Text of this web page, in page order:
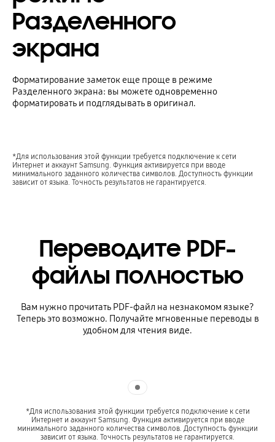
Разделенного
экрана
Форматирование заметок еще проще в режиме
Разделенного экрана: вы можете одновременно
форматировать и подглядывать в оригинал.
*Для использования этой функции требуется подключение к сети
Интернет и аккаунт Samsung. Функция активируется при вводе
минимального заданного количества символов. Доступность функции
зависит от языка. Точность результатов не гарантируется.
Переводите PDF-
файлы полностью
Вам нужно прочитать PDF-файл на незнакомом языке?
Теперь это возможно. Получайте мгновенные переводы в
удобном для чтения виде.
*Для использования этой функции требуется подключение к сети
Интернет и аккаунт Samsung. Функция активируется при вводе
минимального заданного количества символов. Доступность функции
зависит от языка. Точность результатов не гарантируется.